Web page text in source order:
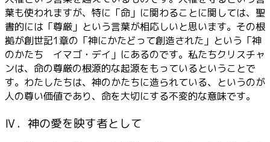
葉も使われますが、特に「命」に関わることに関しては、聖
書的には「尊厳」という言葉が相応しいと思います。その根
拠が創世記1章の「神にかたどって創造された」という「神
のかたち イマゴ・デイ」にあるのです。私たちクリスチャ
ンは、命の尊厳の根源的な起源をもっているということで
す。わたしたちは、神のかたちに造られている、というのが
人の尊い価値であり、命を大切にする不変的な意味です。
Ⅳ．神の愛を映す者として